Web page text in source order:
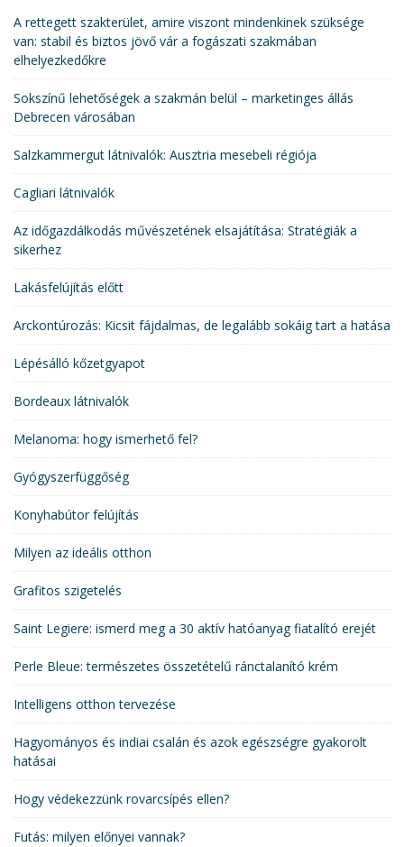
A rettegett szakterület, amire viszont mindenkinek szüksége
van: stabil és biztos jövő vár a fogászati szakmában
elhelyezkedőkre
Sokszínű lehetőségek a szakmán belül – marketinges állás
Debrecen városában
Salzkammergut látnivalók: Ausztria mesebeli régiója
Cagliari látnivalók
Az időgazdálkodás művészetének elsajátítása: Stratégiák a
sikerhez
Lakásfelújítás előtt
Arckontúrozás: Kicsit fájdalmas, de legalább sokáig tart a hatása
Lépésálló kőzetgyapot
Bordeaux látnivalók
Melanoma: hogy ismerhető fel?
Gyógyszerfüggőség
Konyhabútor felújítás
Milyen az ideális otthon
Grafitos szigetelés
Saint Legiere: ismerd meg a 30 aktív hatóanyag fiatalító erejét
Perle Bleue: természetes összetételű ránctalanító krém
Intelligens otthon tervezése
Hagyományos és indiai csalán és azok egészségre gyakorolt
hatásai
Hogy védekezzünk rovarcsípés ellen?
Futás: milyen előnyei vannak?